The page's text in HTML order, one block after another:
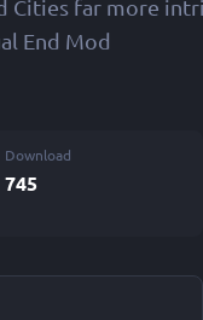
Cities far more
End Mod
Download
745